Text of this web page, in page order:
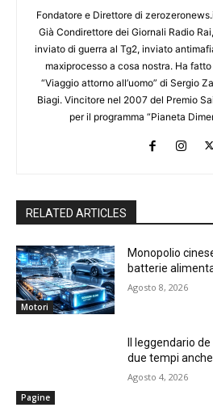
Fondatore e Direttore di
Già Condirettore dei Giornali Radio
inviato di guerra al Tg2, inviato
maxiprocesso a cosa nostra. Ha
“Viaggio attorno all’uomo” di Sergio
Biagi. Vincitore nel 2007 del Premio
per il programma “Pianeta
RELATED ARTICLES
Motori
Monopolio
batterie
Agosto 8, 2026
Pagine
Il leggendario
due tempi
Agosto 4, 2026